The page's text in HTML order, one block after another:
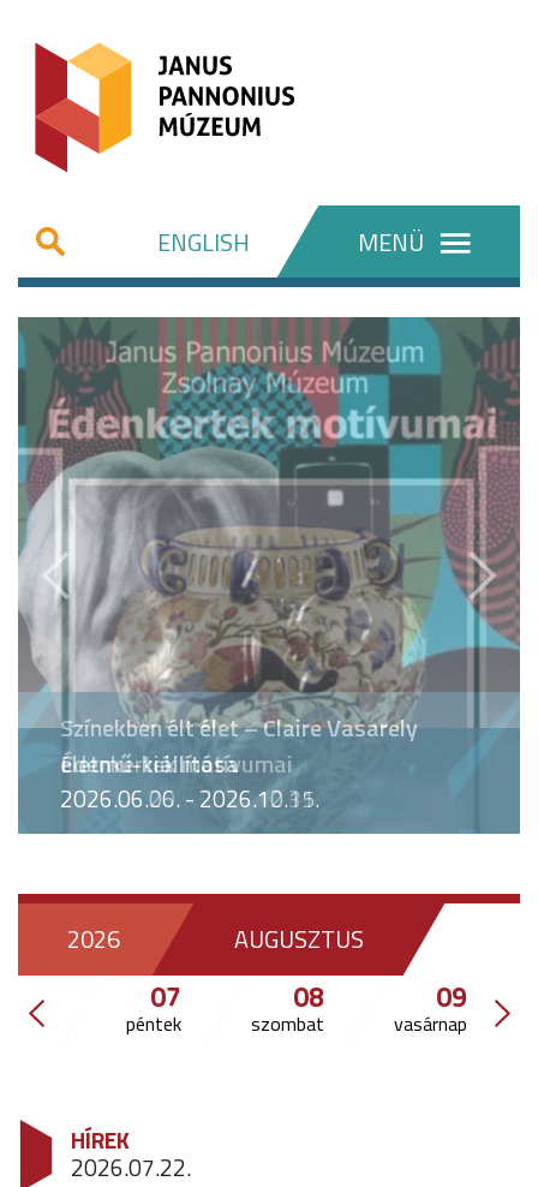
ENGLISH MENÜ
Színekben élt élet – Claire Vasarely
életmű-kiállítása
2026.06.06. - 2026.10.15.
Előző
2026 AUGUSZTUS
07
péntek
08
szombat
09
vasárnap
HÍREK
2026.07.22.